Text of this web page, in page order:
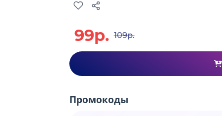
99р. 109р.
Промокоды